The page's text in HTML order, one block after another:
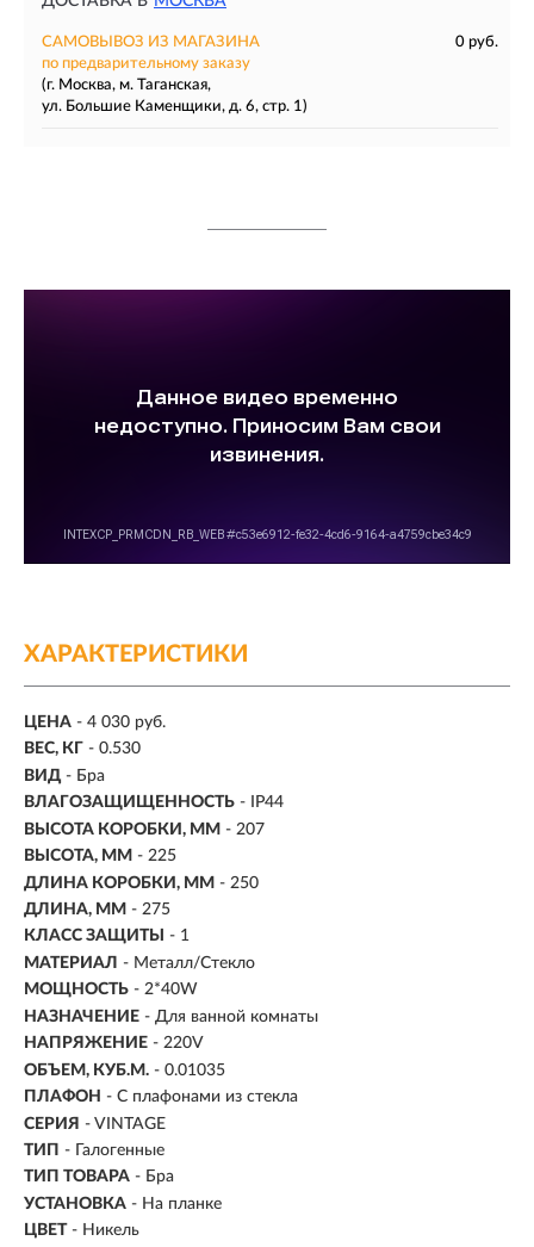
САМОВЫВОЗ ИЗ МАГАЗИНА
0 руб.
по предварительному заказу
(г. Москва, м. Таганская,
ул. Большие Каменщики, д. 6, стр. 1)
ХАРАКТЕРИСТИКИ
ЦЕНА - 4 030 руб.
ВЕС, КГ - 0.530
ВИД - Бра
ВЛАГОЗАЩИЩЕННОСТЬ - IP44
ВЫСОТА КОРОБКИ, ММ - 207
ВЫСОТА, ММ - 225
ДЛИНА КОРОБКИ, ММ - 250
ДЛИНА, ММ - 275
КЛАСС ЗАЩИТЫ
- 1
МАТЕРИАЛ - Металл/Стекло
МОЩНОСТЬ - 2*40W
НАЗНАЧЕНИЕ - Для ванной комнаты
НАПРЯЖЕНИЕ - 220V
ОБЪЕМ, КУБ.М. - 0.01035
ПЛАФОН - С плафонами из стекла
СЕРИЯ - VINTAGE
ТИП -
Галогенные
ТИП ТОВАРА - Бра
УСТАНОВКА - На планке
ЦВЕТ - Никель